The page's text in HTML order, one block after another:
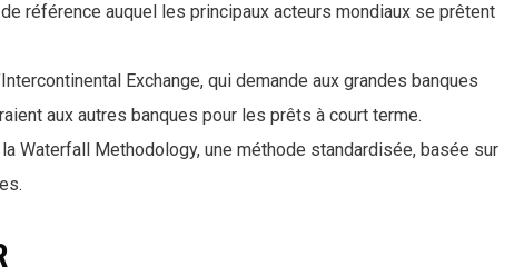
référence auquel les principaux acteurs mondiaux se prêtent
Exchange, qui demande aux grandes banques
aux autres banques pour les prêts à court terme.
Waterfall Methodology, une méthode standardisée, basée sur